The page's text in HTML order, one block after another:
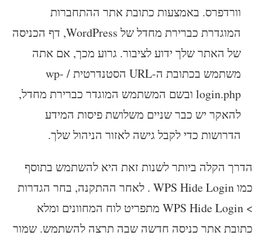
וורדפרס. באמצעות כתובת אתר ההתחברות
המוגדרת כברירת מחדל של WordPress, דף הכניסה
של האתר שלך ידוע לציבור. גרוע מכך, אם אתה
משתמש בכתובת ה-URL הסטנדרטית / wp-
login.php ובשם המשתמש המוגדר כברירת מחדל,
להאקר יש כבר שניים משלושת פיסות המידע
הדרושות כדי לקבל גישה לאזור הניהול שלך.
הדרך הקלה ביותר לשנות זאת היא להשתמש בתוסף
כמו WPS Hide Login . לאחר ההתקנה, בחר הגדרות
> WPS Hide Login מתפריט לוח המחוונים ומלא
כתובת אתר כניסה חדשה שבה תרצה להשתמש. שמור